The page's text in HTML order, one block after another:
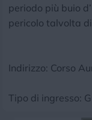
periodo più buio
pericolo talvolta
Indirizzo: Corso
Tipo di ingresso: